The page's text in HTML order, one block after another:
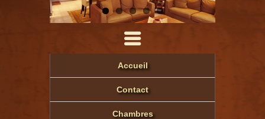
Accueil
Contact
Chambres